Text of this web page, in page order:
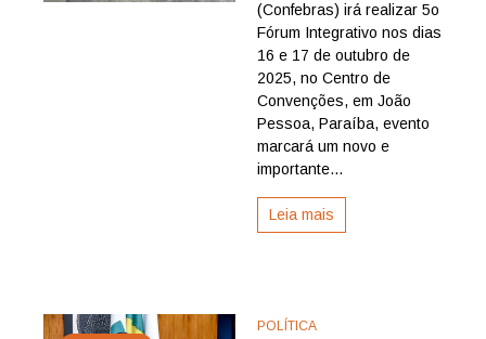
o
5º
foco
(Confebras) irá realizar 5o
Fórum Integrativo nos dias
16 e 17 de outubro de
2025, no Centro de
Convenções, em João
Pessoa, Paraíba, evento
marcará um novo e
importante...
Leia mais
POLÍTICA